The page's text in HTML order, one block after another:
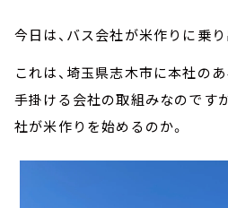
今日は、バス会社が米作りに乗り
これは、埼玉県志木市に本社の
手掛ける会社の取組みなのです
社が米作りを始めるのか。